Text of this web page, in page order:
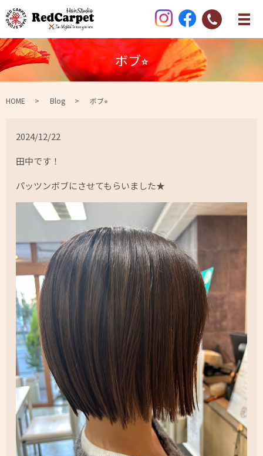
ボブ⭐︎
HOME Blog ボブ⭐︎
2024/12/22
田中です！
パッツンボブにさせてもらいました★